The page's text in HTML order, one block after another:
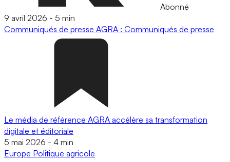
Abonné
9 avril 2026 - 5 min
Communiqués de presse AGRA : Communiqués de presse
Le média de référence AGRA accélère sa transformation
digitale et éditoriale
5 mai 2026 - 4 min
Europe Politique agricole